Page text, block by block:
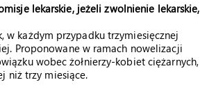
lekarskie, jeżeli zwolnienie lekarskie,
każdym przypadku trzymiesięcznej
Proponowane w ramach nowelizacji
wobec żołnierzy-kobiet ciężarnych,
niż trzy miesiące.